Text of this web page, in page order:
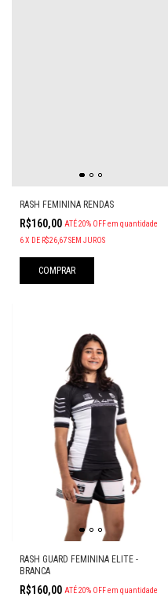
RASH FEMININA RENDAS
R$160,00 ATÉ 20% OFFem quantidade
6X DE R$26,67SEM JUROS
COMPRAR
RASH GUARD FEMININA ELITE -
BRANCA
R$160,00 ATÉ 20% OFFem quantidade